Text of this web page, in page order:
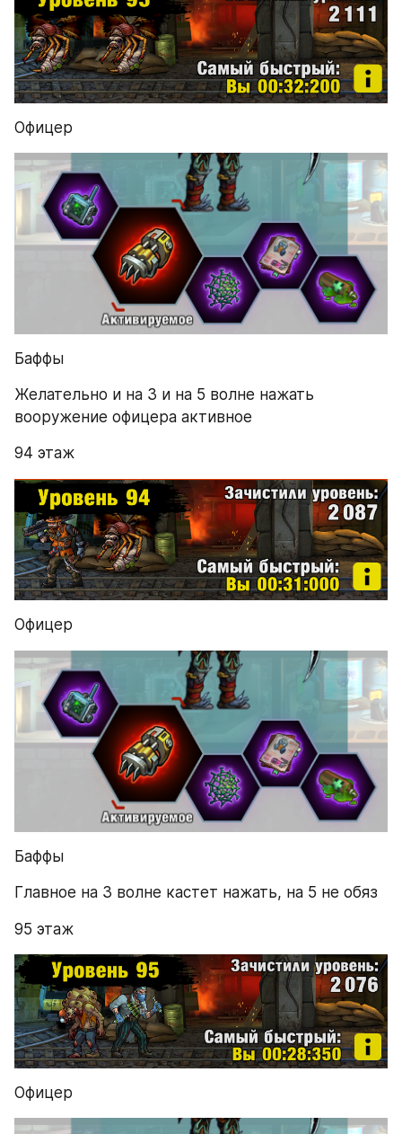
Офицер
Баффы
Желательно и на 3 и на 5 волне нажать
вооружение офицера активное
94 этаж
Офицер
Баффы
Главное на 3 волне кастет нажать, на 5 не обяз
95 этаж
Офицер